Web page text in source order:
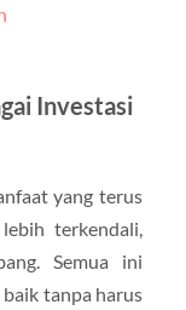
Investasi
yang terus
terkendali,
Semua ini
tanpa harus